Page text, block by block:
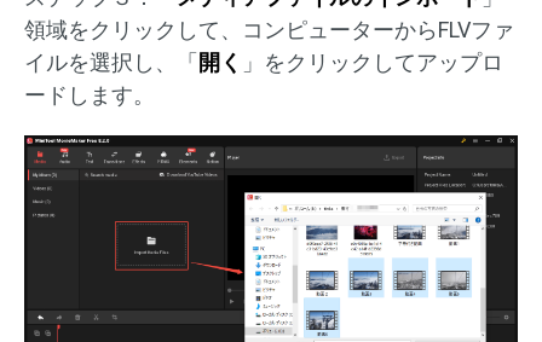
領域をクリックして、コンピューターからFLVファ
イルを選択し、「 開く 」をクリックしてアップロ
ードします。